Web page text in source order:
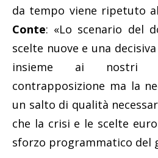
da tempo viene ripetuto
Conte: «Lo scenario del
scelte nuove e una
insieme ai nostri
contrapposizione ma la
un salto di qualità
che la crisi e le scelte
sforzo programmatico del